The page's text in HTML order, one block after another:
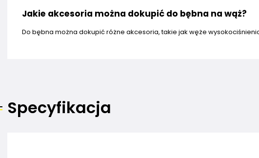
Jakie akcesoria można dokupić do bębna na wąż?
Do bębna można dokupić różne akcesoria, takie jak węże
Specyfikacja